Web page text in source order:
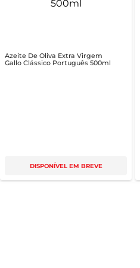
Azeite De Oliva Extra Virgem
Gallo Clássico Português 500ml
DISPONÍVEL EM BREVE